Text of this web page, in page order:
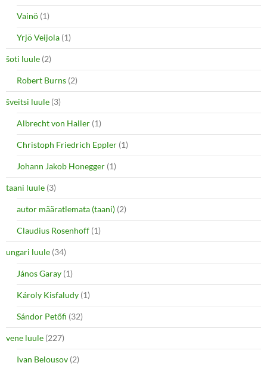
Vainö (1)
Yrjö Veijola (1)
šoti luule (2)
Robert Burns (2)
šveitsi luule (3)
Albrecht von Haller (1)
Christoph Friedrich Eppler (1)
Johann Jakob Honegger (1)
taani luule (3)
autor määratlemata (taani) (2)
Claudius Rosenhoff (1)
ungari luule (34)
János Garay (1)
Károly Kisfaludy (1)
Sándor Petőfi (32)
vene luule (227)
Ivan Belousov (2)